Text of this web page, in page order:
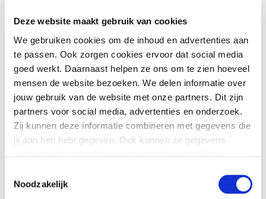
Deze website maakt gebruik van cookies
We gebruiken cookies om de inhoud en advertenties aan
te passen. Ook zorgen cookies ervoor dat social media
goed werkt. Daarnaast helpen ze ons om te zien hoeveel
mensen de website bezoeken. We delen informatie over
jouw gebruik van de website met onze partners. Dit zijn
partners voor social media, advertenties en onderzoek.
Zij kunnen deze informatie combineren met gegevens die
jij aan hen hebt gegeven. Ook kunnen ze gegevens
Noodzakelijk
Ontkleurde rol
‘Tot 1 januari was ik OvD bevolkingszorg. Nu werk ik toe
naar een andere rol: die van leider CoPI. Ik word 57 en
dacht: deze kans moet ik nú pakken. In februari hoop ik
mijn opleiding af te ronden. De rol van leider CoPI is
straks “ontkleurd” zoals dat heet. Gemeente,
brandweer en politie leveren elk twee leiders CoPi.
Risico’s verkleinen
evenementenplannen voor Culturele Hoofdstad